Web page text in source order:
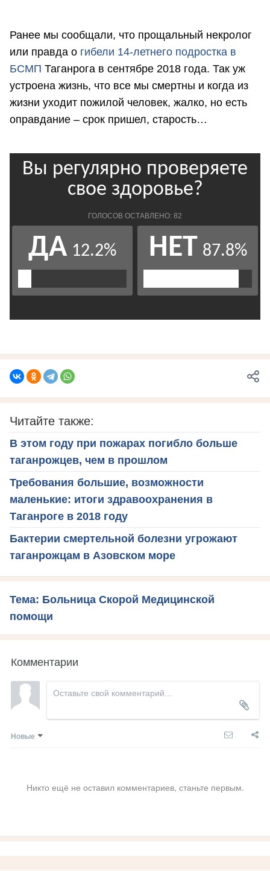
Ранее мы сообщали, что прощальный некролог
или правда о гибели 14-летнего подростка в
БСМП Таганрога в сентябре 2018 года. Так уж
устроена жизнь, что все мы смертны и когда из
жизни уходит пожилой человек, жалко, но есть
оправдание – срок пришел, старость…
Читайте также:
В этом году при пожарах погибло больше
таганрожцев, чем в прошлом
Требования большие, возможности
маленькие: итоги здравоохранения в
Таганроге в 2018 году
Бактерии смертельной болезни угрожают
таганрожцам в Азовском море
Тема: Больница Скорой Медицинской
помощи
Комментарии
Новые
Никто ещё не оставил комментариев, станьте первым.